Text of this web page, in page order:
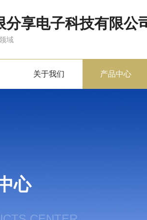
分享电子科技有限公
域
关于我们 产品中心
心